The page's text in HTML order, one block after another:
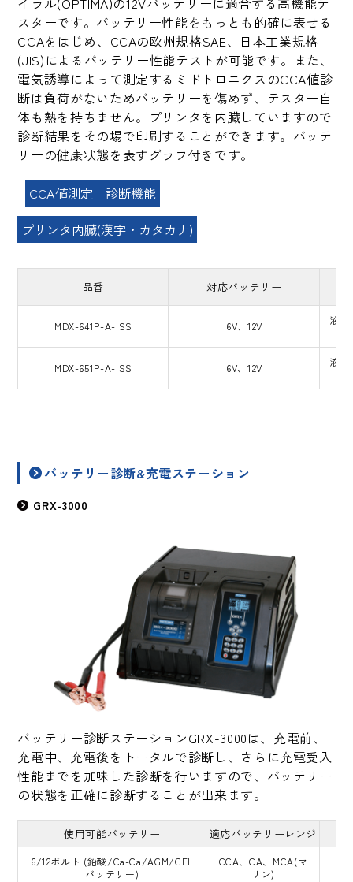
スターです。バッテリー性能をもっとも的確に表せる
CCAをはじめ、CCAの欧州規格SAE、日本工業規格
(JIS)によるバッテリー性能テストが可能です。また、
電気誘導によって測定するミドトロニクスのCCA値診
断は負荷がないためバッテリーを傷めず、テスター自
体も熱を持ちません。プリンタを内臓していますので
診断結果をその場で印刷することができます。バッテ
リーの健康状態を表すグラフ付きです。
CCA値測定 診断機能
プリンタ内臓(漢字・カタカナ)
品番 対応バッテリー
MDX-641P-A-ISS 6V、12V 液式
MDX-651P-A-ISS 6V、12V 液式
バッテリー診断&充電ステーション
GRX-3000
バッテリー診断ステーションGRX-3000は、充電前、
充電中、充電後をトータルで診断し、さらに充電受入
性能までを加味した診断を行いますので、バッテリー
の状態を正確に診断することが出来ます。
使用可能バッテリー 適応バッテリーレンジ
6/12ボルト (鉛酸/Ca-Ca/AGM/GEL
バッテリー)
CCA、CA、MCA(マ
リン)